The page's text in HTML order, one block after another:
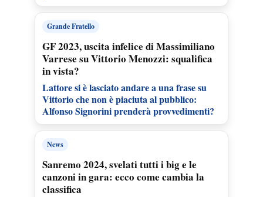
Grande Fratello
GF 2023, uscita infelice di Massimiliano
Varrese su Vittorio Menozzi: squalifica
in vista?
Lattore si è lasciato andare a una frase su
Vittorio che non è piaciuta al pubblico:
Alfonso Signorini prenderà provvedimenti?
News
Sanremo 2024, svelati tutti i big e le
canzoni in gara: ecco come cambia la
classifica